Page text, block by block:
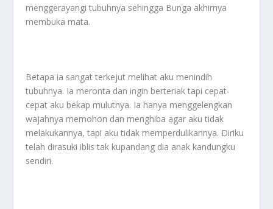
menggerayangi tubuhnya sehingga Bunga akhirnya
membuka mata.
Betapa ia sangat terkejut melihat aku menindih
tubuhnya. Ia meronta dan ingin berteriak tapi cepat-
cepat aku bekap mulutnya. Ia hanya menggelengkan
wajahnya memohon dan menghiba agar aku tidak
melakukannya, tapi aku tidak memperdulikannya. Diriku
telah dirasuki iblis tak kupandang dia anak kandungku
sendiri.